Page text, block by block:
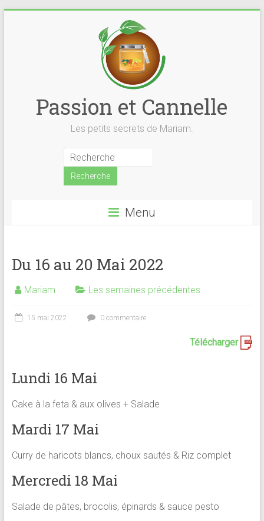
Passion et Cannelle
Les petits secrets de Mariam.
Menu
Du 16 au 20 Mai 2022
Mariam Les semaines précédentes
15 mai 2022 0 commentaire
Télécharger
Lundi 16 Mai
Cake à la feta & aux olives + Salade
Mardi 17 Mai
Curry de haricots blancs, choux sautés & Riz complet
Mercredi 18 Mai
Salade de pâtes, brocolis, épinards & sauce pesto